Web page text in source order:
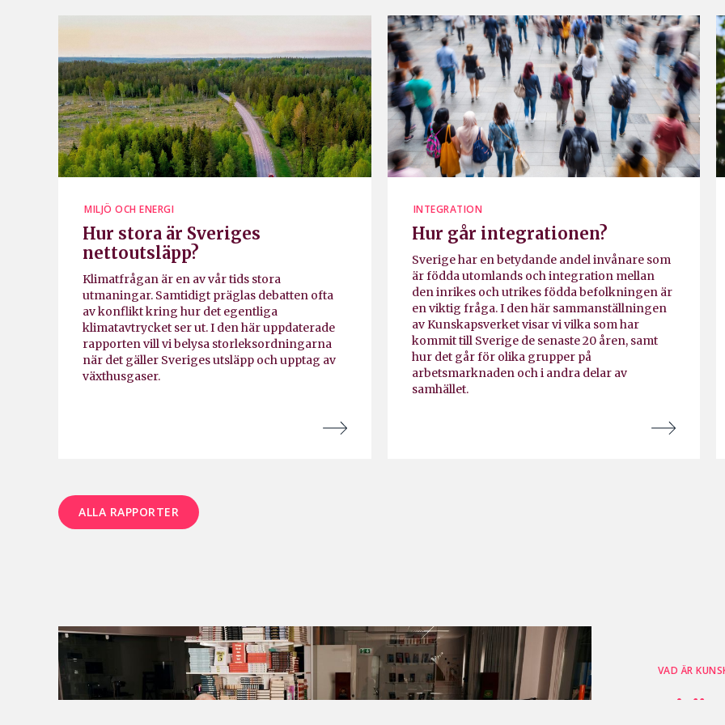
MILJÖ OCH ENERGI
Hur stora är Sveriges
nettoutsläpp?
Klimatfrågan är en av vår tids stora
utmaningar. Samtidigt präglas debatten ofta
av konflikt kring hur det egentliga
klimatavtrycket ser ut. I den här uppdaterade
rapporten vill vi belysa storleksordningarna
när det gäller Sveriges utsläpp och upptag av
växthusgaser.
INTEGRATION
Hur går integrationen?
Sverige har en betydande andel invånare som
är födda utomlands och integration mellan
den inrikes och utrikes födda befolkningen är
en viktig fråga. I den här sammanställningen
av Kunskapsverket visar vi vilka som har
kommit till Sverige de senaste 20 åren, samt
hur det går för olika grupper på
arbetsmarknaden och i andra delar av
samhället.
ALLA RAPPORTER
VAD ÄR
Vi